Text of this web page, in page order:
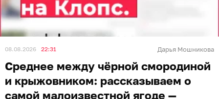
08.08.2026 22:31 Дарья Мошникова
Среднее между чёрной смородиной
и крыжовником: рассказываем о
самой малоизвестной ягоде —